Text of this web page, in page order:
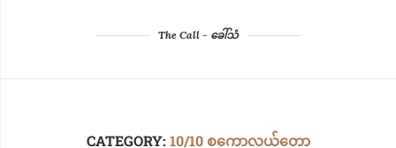
The Call - ခေါ်သံ
CATEGORY: 10/10 စကောလယ်တော